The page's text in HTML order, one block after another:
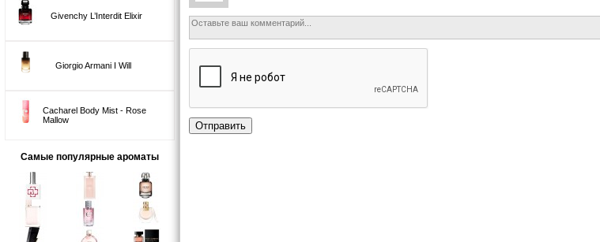
Givenchy L’Interdit Elixir
Giorgio Armani I Will
Cacharel Body Mist - Rose
Mallow
Самые популярные ароматы
Отправить